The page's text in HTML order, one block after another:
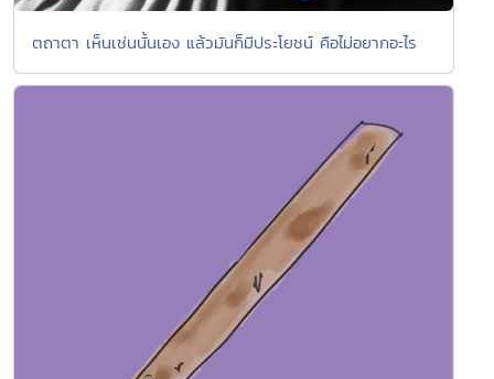
ตถาตา เห็นเช่นนั้นเอง แล้วมันก็มีประโยชน์ คือไม่อยากอะไร